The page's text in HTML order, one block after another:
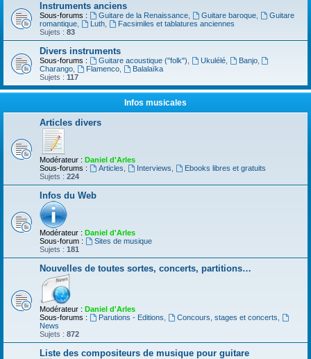
Instruments anciens
Sous-forums : Guitare de la Renaissance, Guitare baroque,
Guitare
romantique
Luth,
Facsimiles et tablatures anciennes
Sujets : 83
Divers instruments
Sous-forums : Guitare acoustique ("folk") Ukulélé, Banjo,
Charango
Flamenco,
Balalaïka
Sujets : 117
Infos musicales
Articles divers
Modérateur : Daniel d'Arles
Sous-forums :
Articles Interviews
Ebooks libres et gratuits
Sujets : 224
Infos du Web
Modérateur : Daniel d'Arles
Sous-forum :
Sites de musique
Sujets : 181
Nouvelles de toutes sortes, concerts, partitions…
Modérateur : Daniel d'Arles
Sous-forums :
Parutions - Editions Concours, stages et concerts
News
Sujets : 872
Liste des compositeurs de musique pour guitare